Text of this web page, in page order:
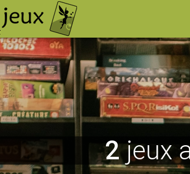
2jeux